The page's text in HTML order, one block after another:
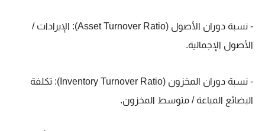
- نسبة دوران الأصول (Asset Turnover Ratio): الإيرادات /
الأصول الإجمالية.
- نسبة دوران المخزون (Inventory Turnover Ratio): تكلفة
البضائع المباعة / متوسط المخزون.